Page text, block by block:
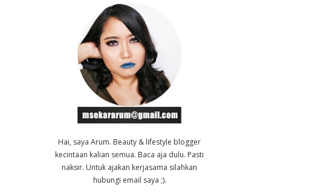
Hai, saya Arum. Beauty & lifestyle blogger
kecintaan kalian semua. Baca aja dulu. Pasti
naksir. Untuk ajakan kerjasama silahkan
hubungi email saya ;).